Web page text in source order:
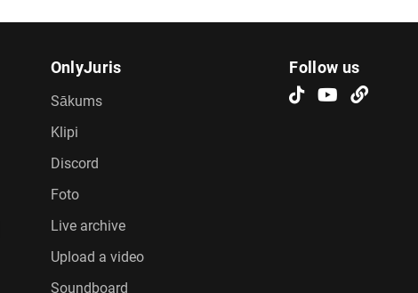
OnlyJuris
Sākums
Klipi
Discord
Foto
Live archive
Upload a video
Soundboard
Follow us